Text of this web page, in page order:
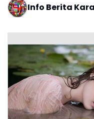
Info Berita